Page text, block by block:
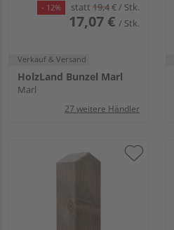
- 12% statt 19,4€/ Stk.
17,07 € / Stk.
Verkauf & Versand
HolzLand Bunzel Marl
Marl
27 weitere Händler